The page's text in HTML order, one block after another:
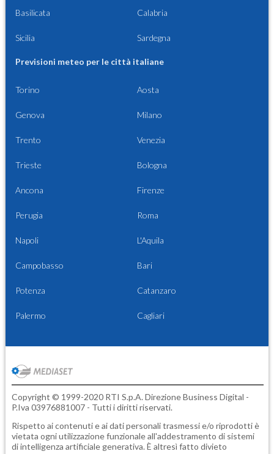
Basilicata Calabria
Sicilia Sardegna
Previsioni meteo per le città italiane
Torino Aosta
Genova Milano
Trento Venezia
Trieste Bologna
Ancona Firenze
Perugia Roma
Napoli L'Aquila
Campobasso Bari
Potenza Catanzaro
Palermo Cagliari
Copyright © 1999-2020 RTI S.p.A. Direzione Business Digital -
P.Iva 03976881007 - Tutti i diritti riservati.
Rispetto ai contenuti e ai dati personali trasmessi e/o riprodotti è
vietata ogni utilizzazione funzionale all'addestramento di sistemi
di intelligenza artificiale generativa. È altresì fatto divieto